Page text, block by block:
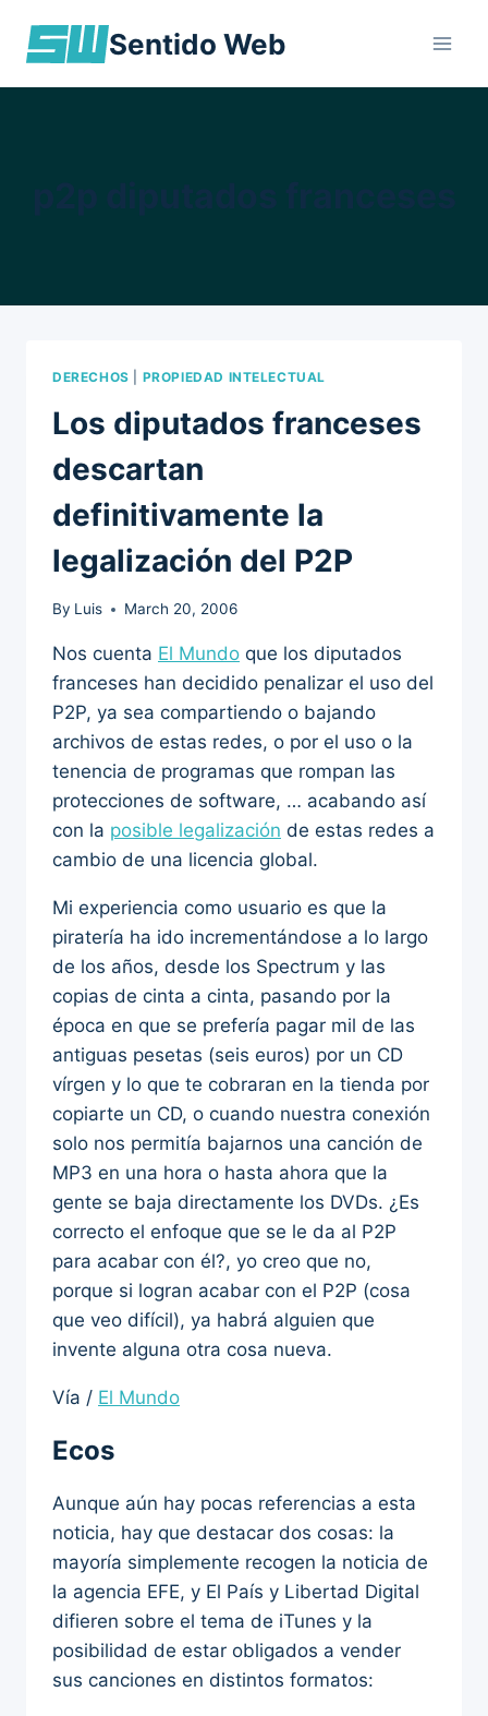
Sentido Web
DERECHOS PROPIEDAD INTELECTUAL
Los diputados franceses
descartan
definitivamente la
legalización del P2P
By Luis March 20, 2006
Nos cuenta El Mundo que los diputados
franceses han decidido penalizar el uso del
P2P, ya sea compartiendo o bajando
archivos de estas redes, o por el uso o la
tenencia de programas que rompan las
protecciones de software, … acabando así
con la posible legalización de estas redes a
cambio de una licencia global.
Mi experiencia como usuario es que la
piratería ha ido incrementándose a lo largo
de los años, desde los Spectrum y las
copias de cinta a cinta, pasando por la
época en que se prefería pagar mil de las
antiguas pesetas (seis euros) por un CD
vírgen y lo que te cobraran en la tienda por
copiarte un CD, o cuando nuestra conexión
solo nos permitía bajarnos una canción de
MP3 en una hora o hasta ahora que la
gente se baja directamente los DVDs. ¿Es
correcto el enfoque que se le da al P2P
para acabar con él?, yo creo que no,
porque si logran acabar con el P2P (cosa
que veo difícil), ya habrá alguien que
invente alguna otra cosa nueva.
Vía / El Mundo
Ecos
Aunque aún hay pocas referencias a esta
noticia, hay que destacar dos cosas: la
mayoría simplemente recogen la noticia de
la agencia EFE, y El País y Libertad Digital
difieren sobre el tema de iTunes y la
posibilidad de estar obligados a vender
sus canciones en distintos formatos: